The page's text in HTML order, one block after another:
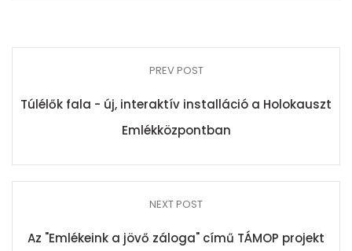
PREV POST
Túlélők fala - új, interaktív installáció a Holokauszt
Emlékközpontban
NEXT POST
Az "Emlékeink a jövő záloga" című TÁMOP projekt